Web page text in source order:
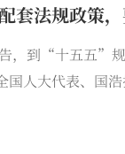
套法规政策
，到“十五五”
人大代表、国